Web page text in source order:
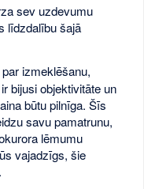
sev uzdevumu
līdzdalību šajā
izmeklēšanu,
bijusi objektivitāte un
būtu pilnīga. Šīs
savu pamatrunu,
lēmumu
vajadzīgs, šie